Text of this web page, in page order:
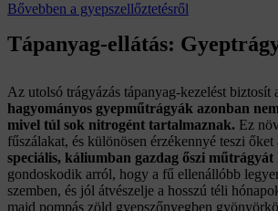
Bővebben a gyepszellőztetésről
Tápanyag-ellátás:
Az utolsó trágyázás tápanyag-kezelést biztosít
hagyományos gyepműtrágyák azonban
mivel túl sok nitrogént tartalmaznak. Ez
fűszálakat, és különösen érzékennyé teszi őket
speciális, káliumban gazdag őszi műtrágyát
gondoskodik arról, hogy a fű ellenállóbb
szemben, és jól átvészelje a hosszú téli
majd pompás zöld gyepszőnyegben